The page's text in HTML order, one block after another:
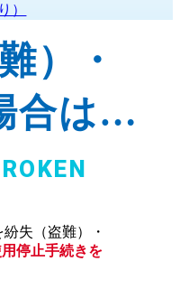
）
）
・
合は…
紛失 （盗難）
・
停止手続きを